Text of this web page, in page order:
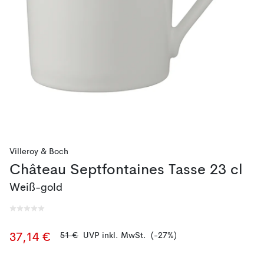
Villeroy & Boch
Château Septfontaines Tasse 23 cl
Weiß-gold
37,14 € 51 € UVP inkl. MwSt. (-27%)